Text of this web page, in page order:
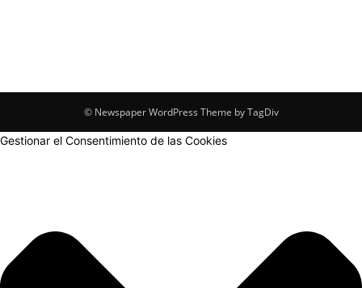
© Newspaper WordPress Theme by TagDiv
Gestionar el Consentimiento de las Cookies